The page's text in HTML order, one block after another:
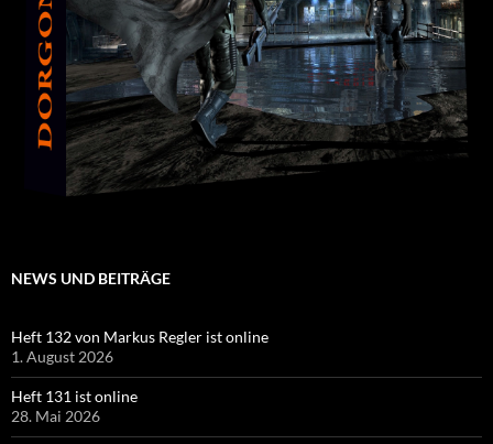
NEWS UND BEITRÄGE
Heft 132 von Markus Regler ist online
1. August 2026
Heft 131 ist online
28. Mai 2026